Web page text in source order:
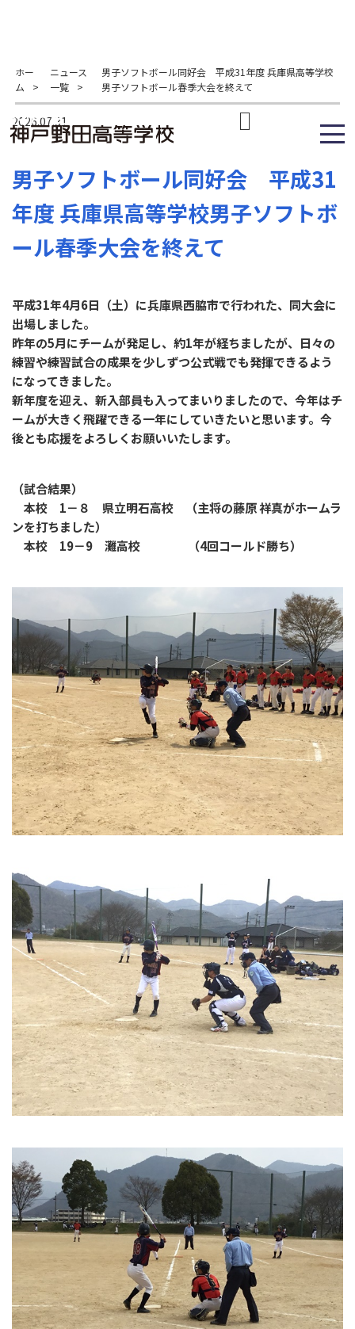
ホー
ム
>
ニュース
一覧
>
男子ソフトボール同好会 平成31年度 兵庫県高等学校
男子ソフトボール春季大会を終えて
2026.07.31
男子ソフトボール同好会 平成31
年度 兵庫県高等学校男子ソフトボ
ール春季大会を終えて
平成31年4月6日（土）に兵庫県西脇市で行われた、同大会に
出場しました。
昨年の5月にチームが発足し、約1年が経ちましたが、日々の
練習や練習試合の成果を少しずつ公式戦でも発揮できるよう
になってきました。
新年度を迎え、新入部員も入ってまいりましたので、今年はチ
ームが大きく飛躍できる一年にしていきたいと思います。今
後とも応援をよろしくお願いいたします。
（試合結果）
本校 1－８ 県立明石高校 （主将の藤原 祥真がホームラ
ンを打ちました）
本校 19－9 灘高校 （4回コールド勝ち）